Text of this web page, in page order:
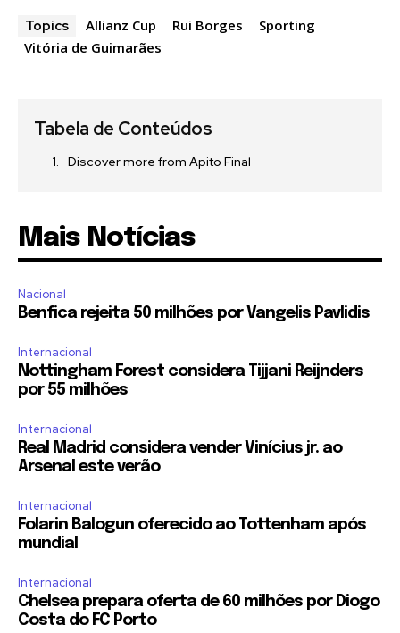
Topics Allianz Cup Rui Borges
Sporting
Vitória de Guimarães
Tabela de Conteúdos
Discover more from Apito Final
Mais Notícias
Nacional
Benfica rejeita 50 milhões por Vangelis Pavlidis
Internacional
Nottingham Forest considera Tijjani Reijnders
por 55 milhões
Internacional
Real Madrid considera vender Vinícius jr. ao
Arsenal este verão
Internacional
Folarin Balogun oferecido ao Tottenham após
mundial
Internacional
Chelsea prepara oferta de 60 milhões por Diogo
Costa do FC Porto